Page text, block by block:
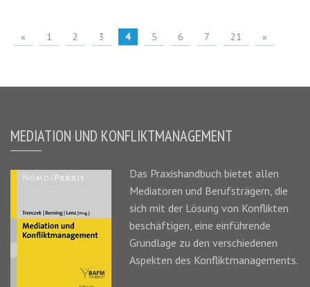
« 1 2 3 4 5 6 7 21 »
MEDIATION UND KONFLIKTMANAGEMENT
Das Praxishandbuch bietet allen
Mediatoren und Berufsträgern, die
sich mit der Lösung von Konflikten
beschäftigen, eine einführende
Grundlage zu den verschiedenen
Aspekten des Konfliktmanagements.